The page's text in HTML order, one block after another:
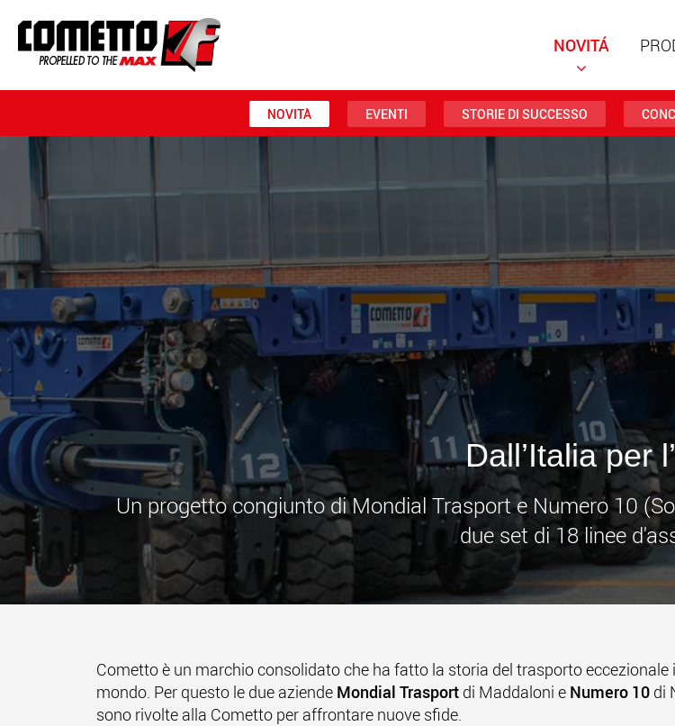
NOVITÁ
NOVITÀ EVENTI STORIE DI SUCCESSO
Dall’Italia per
Un progetto congiunto di Mondial Trasport e Numero 10
due set di 18 linee
Cometto è un marchio consolidato che ha fatto la storia del trasporto eccezionale
mondo. Per questo le due aziende Mondial Trasport di Maddaloni e Numero 10 di
sono rivolte alla Cometto per affrontare nuove sfide.